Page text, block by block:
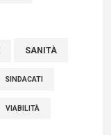
SANITÀ
SINDACATI
VIABILITÀ